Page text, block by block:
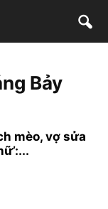
Bảy
mèo, vợ sửa